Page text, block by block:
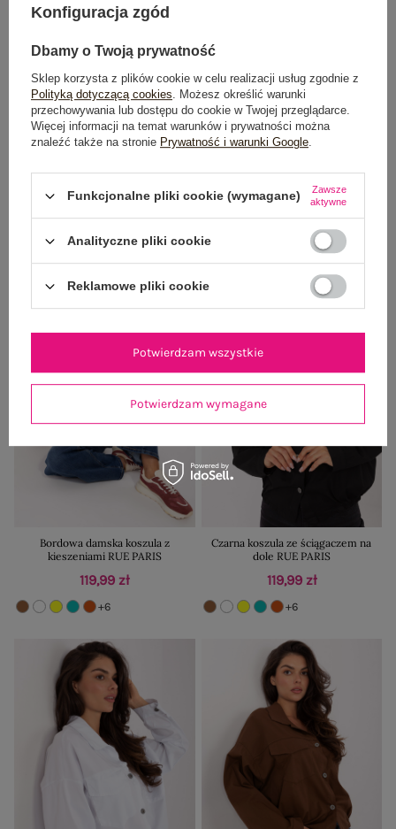
Czekoladowa rozkloszowana
sukienka basic RUE PARIS
Camelowa rozpinana koszula z
kieszeniami RUE PARIS
119,99 zł
Bordowa damska koszula z
kieszeniami RUE PARIS
119,99 zł
+6
Czarna koszula ze ściągaczem na
dole RUE PARIS
119,99 zł
+6
Konfiguracja zgód
Dbamy o Twoją prywatność
Sklep korzysta z plików cookie w celu realizacji usług zgodnie z
Polityką dotyczącą cookies. Możesz określić warunki
przechowywania lub dostępu do cookie w Twojej przeglądarce.
Więcej informacji na temat warunków i prywatności można
znaleźć także na stronie Prywatność i warunki Google.
Funkcjonalne pliki cookie (wymagane)
Zawsze
aktywne
Analityczne pliki cookie
Reklamowe pliki cookie
Potwierdzam wymagane
Potwierdzam wszystkie